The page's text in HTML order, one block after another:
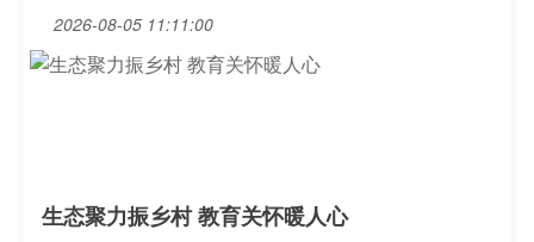
2026-08-05 11:11:00
生态聚力振乡村 教育关怀暖人心